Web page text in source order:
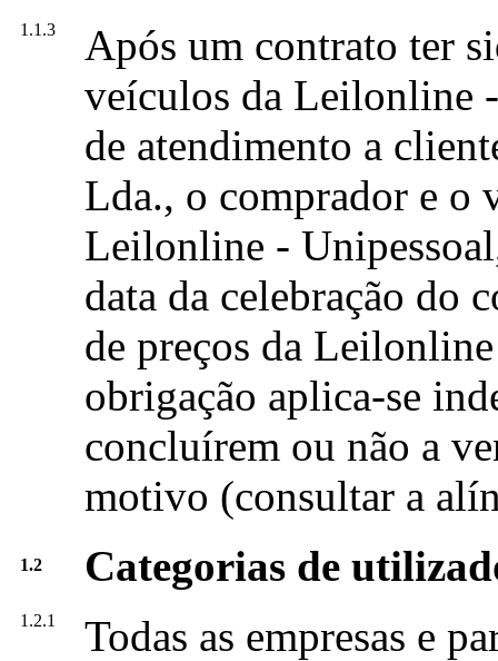
1.1.3
Após um contrato ter
veículos da Leilonline
de atendimento a
Lda., o comprador e o
Leilonline -
data da celebração do
de preços da
obrigação aplica-se
concluírem ou não a
motivo (consultar a
1.2 Categorias de
1.2.1
Todas as empresas e